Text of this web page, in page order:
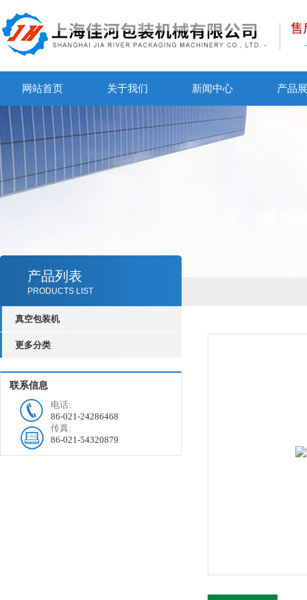
网站首页 关于我们 新闻中心 产品
产品列表
PRODUCTS LIST
真空包装机
更多分类
联系信息
电话:
86-021-24286468
传真:
86-021-54320879